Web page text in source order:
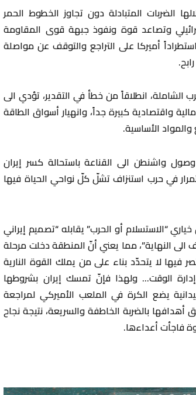
الضربات المتبادلة دون تجاوز الخطوط الحمر
وتصاعد قوة ونفوذ جبهة قوى المقاومة
أميركا على التراجع والتوقف عن مواصلة
الشاملة، انطلاقاً من خطأ في التقدير، تؤدي الى
واقتصادية كبيرة جداً، وانهيار أسواق الطاقة
الأساسية.
وصول واشنطن الى القناعة باستحالة كسر إيران
في حرب استنزاف تشلّ كلّ نواحي الحياة فيها
“الاستسلام أو الحرب” يقابله “تصميم إيراني
الى النهاية”، مما يعني أنّ المنطقة دخلت مرحلة
لا يتحدّد بناء على من يملك القوة النارية
الوقت… ولهذا فإنّ تمسك إيران بشروطها
يضع الكرة في الملعب الأميركي لمراجعة
بالضربة الخاطفة والسريعة، نتيجة نجاح
فاجأت أعداءها.